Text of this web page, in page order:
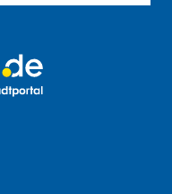
YouTube
auf X